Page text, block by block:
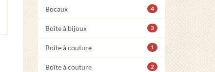
Bocaux 4
Boîte à bijoux 3
Boîte à couture 1
Boîte à couture 2